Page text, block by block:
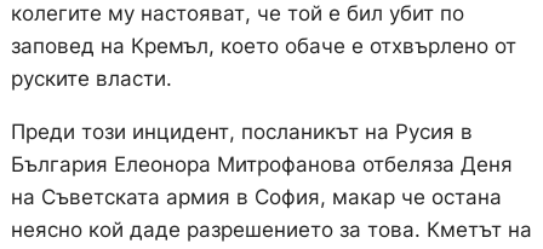
колегите му настояват, че той е бил убит по
заповед на Кремъл, което обаче е отхвърлено от
руските власти.
Преди този инцидент, посланикът на Русия в
България Елеонора Митрофанова отбеляза Деня
на Съветската армия в София, макар че остана
неясно кой даде разрешението за това. Кметът на